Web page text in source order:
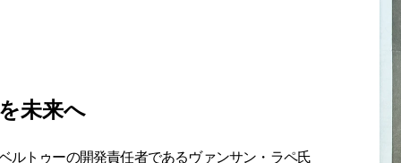
未来へ
トゥーの開発責任者であるヴァンサン・ラペ氏